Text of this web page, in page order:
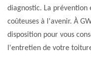
diagnostic. La
coûteuses à l'avenir. À
disposition pour vous
l'entretien de votre